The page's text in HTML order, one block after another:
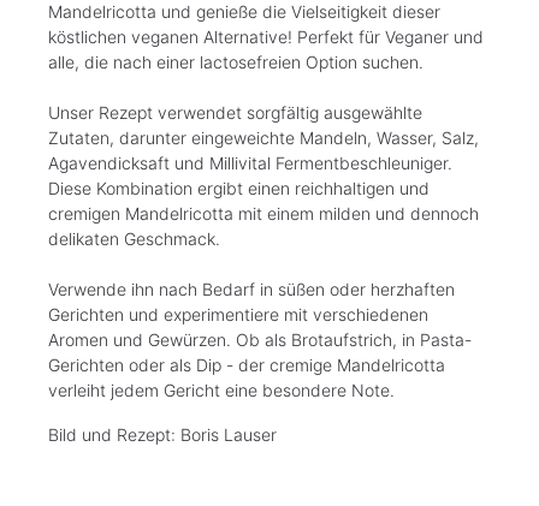
Mandelricotta und genieße die Vielseitigkeit dieser
köstlichen veganen Alternative! Perfekt für Veganer und
alle, die nach einer lactosefreien Option suchen.
Unser Rezept verwendet sorgfältig ausgewählte
Zutaten, darunter eingeweichte Mandeln, Wasser, Salz,
Agavendicksaft und Millivital Fermentbeschleuniger.
Diese Kombination ergibt einen reichhaltigen und
cremigen Mandelricotta mit einem milden und dennoch
delikaten Geschmack.
Verwende ihn nach Bedarf in süßen oder herzhaften
Gerichten und experimentiere mit verschiedenen
Aromen und Gewürzen. Ob als Brotaufstrich, in Pasta-
Gerichten oder als Dip - der cremige Mandelricotta
verleiht jedem Gericht eine besondere Note.
Bild und Rezept: Boris Lauser